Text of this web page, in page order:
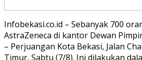
Infobekasi.co.id – Sebanyak 700
AstraZeneca di kantor Dewan
– Perjuangan Kota Bekasi, Jalan
Timur, Sabtu (7/8). Ini dilakukan